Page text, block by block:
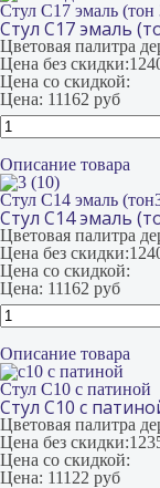
Стул С17 эмаль (тон
Стул С17 эмаль
Цветовая палитра
Цена без скидки:
Цена со скидкой:
Цена: 11162 руб
Описание товара
Стул С14 эмаль
Стул С14 эмаль
Цветовая палитра
Цена без скидки:
Цена со скидкой:
Цена: 11162 руб
Описание товара
Стул С10 с патиной
Стул С10 с
Цветовая палитра
Цена без скидки:
Цена со скидкой:
Цена: 11122 руб